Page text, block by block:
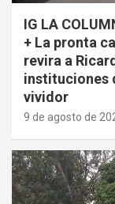
IG LA
+ La pronta
revira a
instituciones
vividor
9 de agosto de